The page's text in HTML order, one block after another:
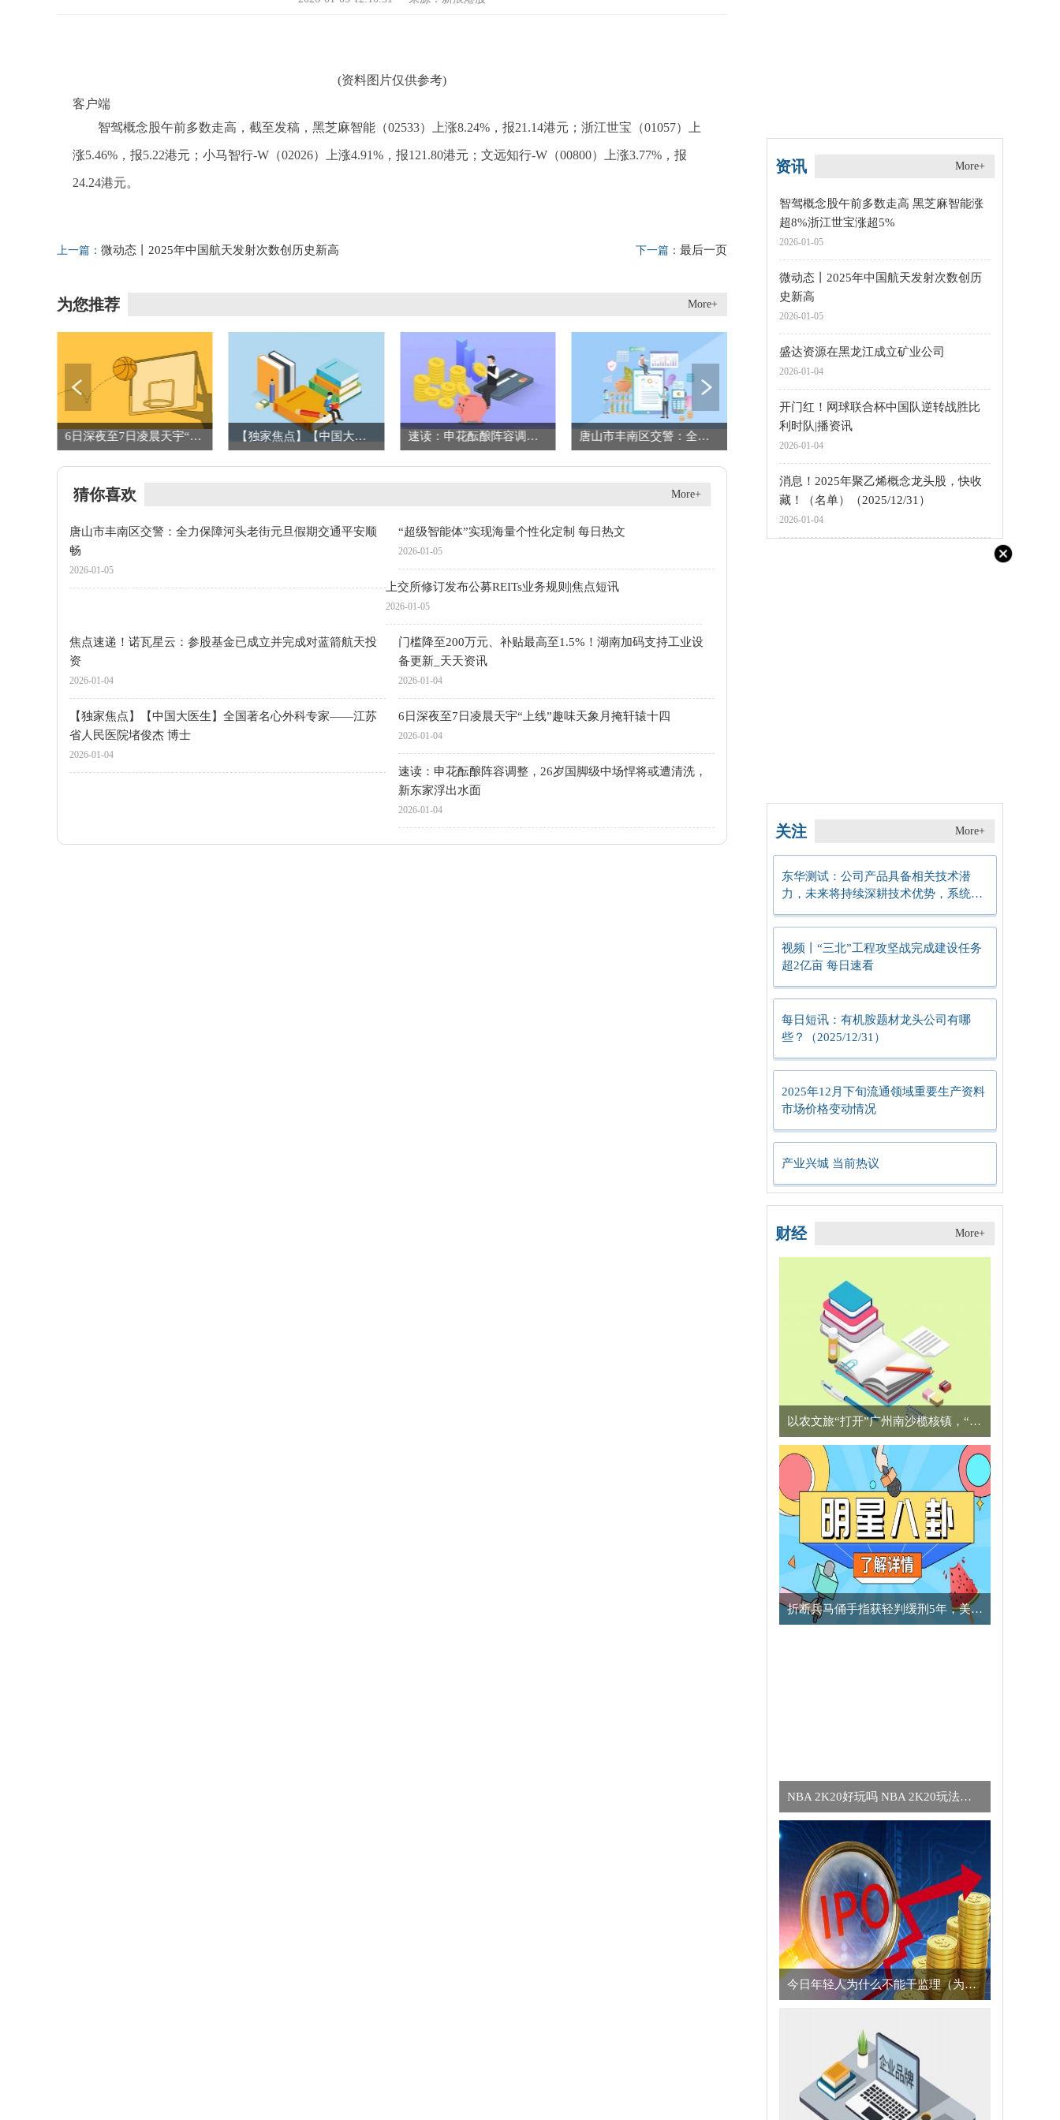
(资料图片仅供参考)
客户端
智驾概念股午前多数走高，截至发稿，黑芝麻智能（02533）上涨8.24%，报21.14港元；浙江世宝（01057）上
涨5.46%，报5.22港元；小马智行-W（02026）上涨4.91%，报121.80港元；文远知行-W（00800）上涨3.77%，报
24.24港元。
上一篇： 微动态丨2025年中国航天发射次数创历史新高 下一篇： 最后一页
为您推荐 More+
6日深夜至7日凌晨天宇“上线”趣味天象月掩轩辕十四 【独家焦点】【中国大医生】全国著名心外科专家——江苏省人民医院堵俊杰 博士 速读：申花酝酿阵容调整，26岁国脚级中场悍将或遭清洗，新东家浮出水面 唐山市丰南区交警：全力保障河头老街元旦假期交通平安顺畅
猜你喜欢 More+
唐山市丰南区交警：全力保障河头老街元旦假期交通平安顺
畅
2026-01-05
“超级智能体”实现海量个性化定制 每日热文
2026-01-05
上交所修订发布公募REITs业务规则|焦点短讯
2026-01-05
门槛降至200万元、补贴最高至1.5%！湖南加码支持工业设
备更新_天天资讯
2026-01-04
焦点速递！诺瓦星云：参股基金已成立并完成对蓝箭航天投
资
2026-01-04
6日深夜至7日凌晨天宇“上线”趣味天象月掩轩辕十四
2026-01-04
【独家焦点】【中国大医生】全国著名心外科专家——江苏
省人民医院堵俊杰 博士
2026-01-04
速读：申花酝酿阵容调整，26岁国脚级中场悍将或遭清洗，
新东家浮出水面
2026-01-04
资讯 More+
智驾概念股午前多数走高 黑芝麻智能涨
超8%浙江世宝涨超5%
2026-01-05
微动态丨2025年中国航天发射次数创历
史新高
2026-01-05
盛达资源在黑龙江成立矿业公司
2026-01-04
开门红！网球联合杯中国队逆转战胜比
利时队|播资讯
2026-01-04
消息！2025年聚乙烯概念龙头股，快收
藏！（名单）（2025/12/31）
2026-01-04
关注 More+
东华测试：公司产品具备相关技术潜
力，未来将持续深耕技术优势，系统推
天、低轨卫星等战略性新兴产业
视频丨“三北”工程攻坚战完成建设任务
超2亿亩 每日速看
每日短讯：有机胺题材龙头公司有哪
些？（2025/12/31）
2025年12月下旬流通领域重要生产资料
市场价格变动情况
产业兴城 当前热议
财经 More+
以农文旅“打开”广州南沙榄核镇，“星海故里”别有一番风味
​折断兵马俑手指获轻判缓刑5年，美国男子向中方致歉
NBA 2K20好玩吗 NBA 2K20玩法简介
今日年轻人为什么不能干监理（为什么年轻人不适合干监理的真正原因）